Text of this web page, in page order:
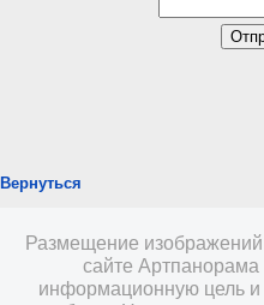
Вернуться
Размещение изображений
сайте Артпанорама
информационную цель и